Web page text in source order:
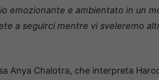
emozionante e ambientato in un
a seguirci mentre vi sveleremo
Anya Chalotra, che interpreta